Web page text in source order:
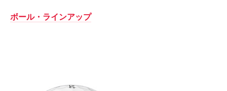
ボール・ラインアップ